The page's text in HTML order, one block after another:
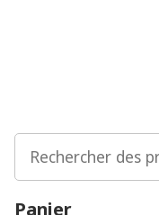
Panier